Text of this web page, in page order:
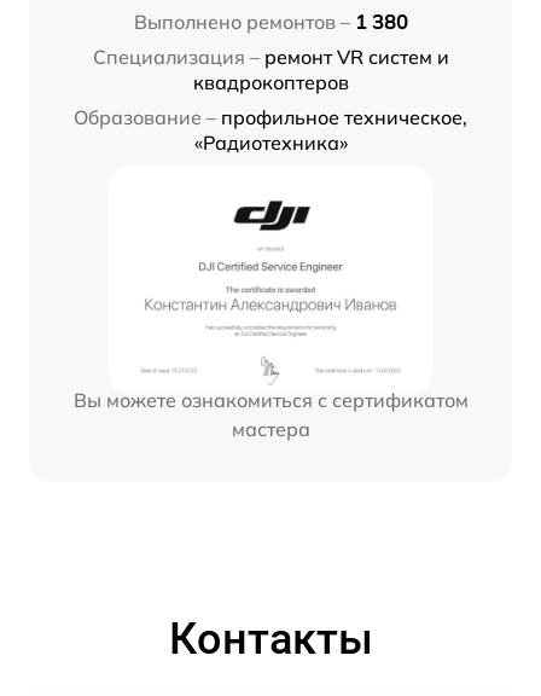
Выполнено ремонтов – 1 380
Специализация – ремонт VR систем и
квадрокоптеров
Образование – профильное техническое,
«Радиотехника»
Вы можете ознакомиться с сертификатом
мастера
Контакты